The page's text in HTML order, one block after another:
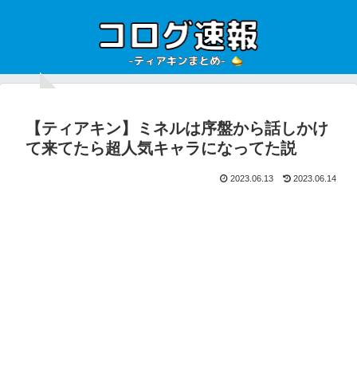
【ティアキン】ミネルは序盤から話しかけ
て来てたら超人気キャラになってた説
2023.06.13 2023.06.14